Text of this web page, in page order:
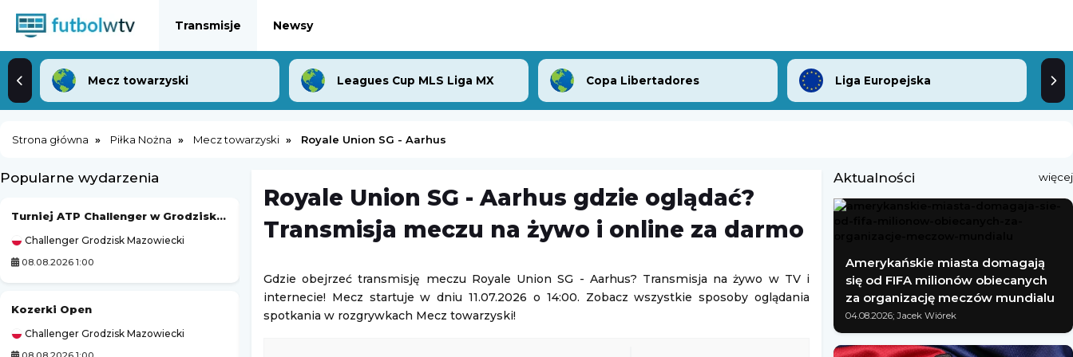
Transmisje Newsy
Mecz towarzyski Leagues Cup MLS Liga MX Copa Libertadores Liga Europejska
Strona główna Piłka Nożna Mecz towarzyski Royale Union SG - Aarhus
Popularne wydarzenia
Turniej ATP Challenger w Grodzisku Mazowieckim
Challenger Grodzisk Mazowiecki
08.08.2026 1:00
Kozerki Open
Challenger Grodzisk Mazowiecki
Prime MMA
PRIME MMA 18
Botic Van De Zandschulp
ATP Montreal
PFL
Royale Union SG - Aarhus gdzie oglądać?
Transmisja meczu na żywo i online za darmo
Gdzie obejrzeć transmisję meczu Royale Union SG - Aarhus? Transmisja na żywo w TV i
internecie! Mecz startuje w dniu 11.07.2026 o 14:00. Zobacz wszystkie sposoby oglądania
spotkania w rozgrywkach Mecz towarzyski!
Aktualności więcej
Amerykańskie miasta domagają
się od FIFA milionów obiecanych
za organizację meczów mundialu
04.08.2026; Jacek Wiórek